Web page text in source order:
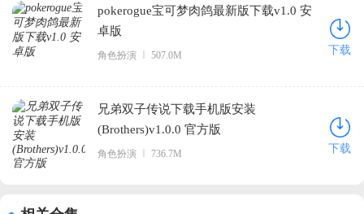
pokerogue宝可梦肉鸽最新版下载v1.0 安
卓版
角色扮演 507.0M 下载
兄弟双子传说下载手机版安装
(Brothers)v1.0.0 官方版
角色扮演 736.7M 下载